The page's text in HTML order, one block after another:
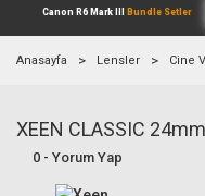
Canon R6 Mark III
Anasayfa Lensler Cine
XEEN CLASSIC
0 - Yorum Yap